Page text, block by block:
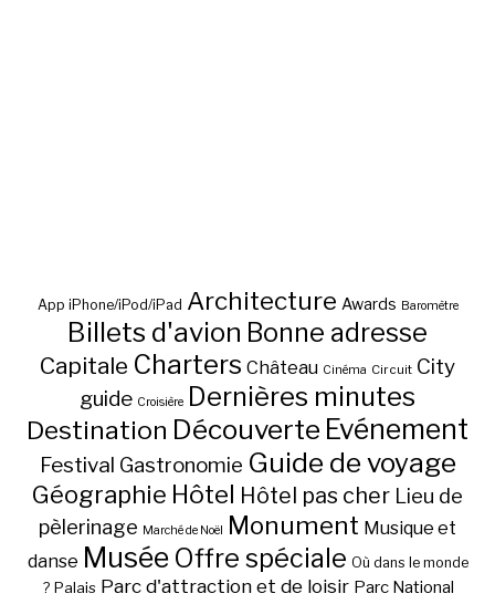
App iPhone/iPod/iPad Architecture Awards Baromètre
Billets d'avion Bonne adresse
Capitale Charters Château Cinéma Circuit City
guide Croisière Dernières minutes
Destination Découverte Evénement
Festival Gastronomie Guide de voyage
Géographie Hôtel Hôtel pas cher Lieu de
pèlerinage Marché de Noël Monument Musique et
danse Musée Offre spéciale Où dans le monde
? Palais Parc d'attraction et de loisir Parc National